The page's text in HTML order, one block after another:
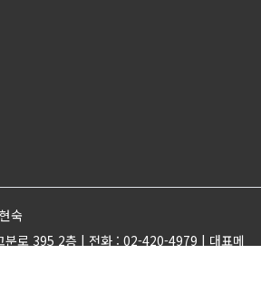
숙
분로 395 2층 | 전화 : 02-420-4979 | 대표메